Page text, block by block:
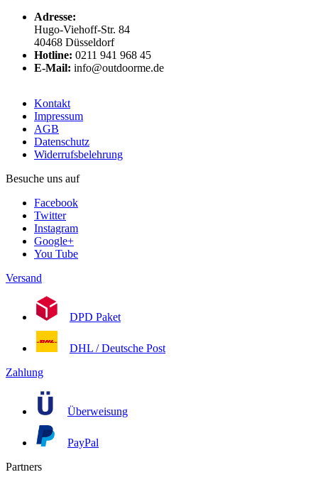
Adresse:
Hugo-Viehoff-Str. 84
40468 Düsseldorf
Hotline: 0211 941 968 45
E-Mail: info@outdoorme.de
Kontakt
Impressum
AGB
Datenschutz
Widerrufsbelehrung
Besuche uns auf
Facebook
Twitter
Instagram
Google+
You Tube
Versand
DPD Paket
DHL / Deutsche Post
Zahlung
Überweisung
PayPal
Partners